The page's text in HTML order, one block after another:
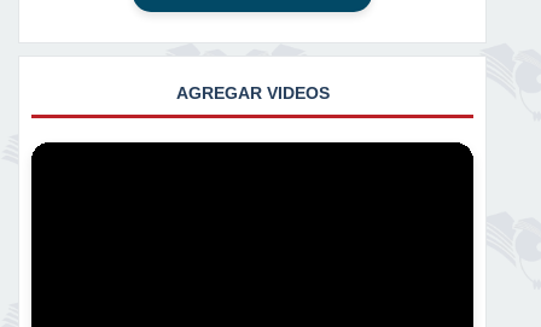
AGREGAR VIDEOS